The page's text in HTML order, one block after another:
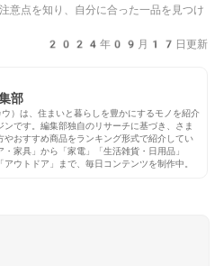
意点を知り、自分に合った一品を見つけ
2024年09月17日更新
部
）は、住まいと暮らしを豊かにするモノを紹介
ンです。編集部独自のリサーチに基づき、さま
やおすすめ商品をランキング形式で紹介してい
・家具」から「家電」「生活雑貨・日用品」
アウトドア」まで、毎日コンテンツを制作中。